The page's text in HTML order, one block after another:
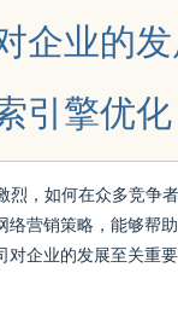
企业的
引擎优化
，如何在众多竞争
络营销策略，能够帮
对企业的发展至关重